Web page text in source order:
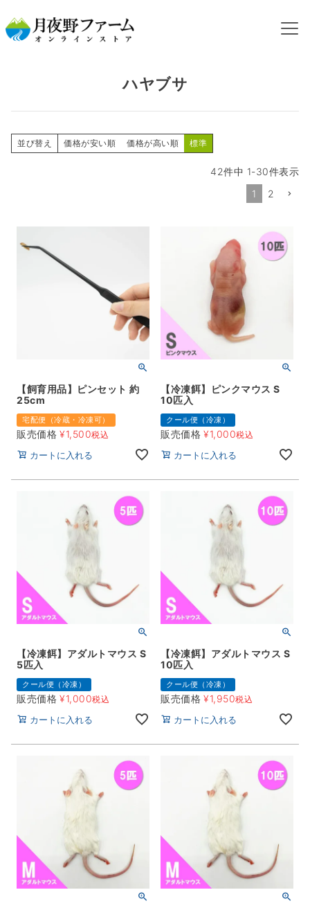
ハヤブサ
並び替え 価格が安い順 価格が高い順 標準
42件中 1-30件表示
1
2
【飼育用品】ピンセット 約
25cm
宅配便（冷蔵・冷凍可）
販売価格 ¥1,500税込
カートに入れる
【冷凍餌】ピンクマウス S
10匹入
クール便（冷凍）
販売価格 ¥1,000税込
カートに入れる
【冷凍餌】アダルトマウス S
5匹入
クール便（冷凍）
販売価格 ¥1,000税込
カートに入れる
【冷凍餌】アダルトマウス S
10匹入
クール便（冷凍）
販売価格 ¥1,950税込
カートに入れる